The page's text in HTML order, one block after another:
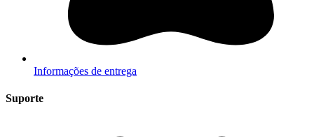
Informações de entrega
Suporte